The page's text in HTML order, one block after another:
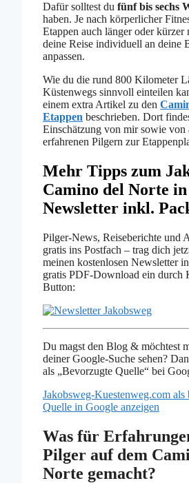
Dafür solltest du fünf bis sechs
haben. Je nach körperlicher
Etappen auch länger oder kürzer
deine Reise individuell an deine
anpassen.
Wie du die rund 800 Kilometer
Küstenwegs sinnvoll einteilen
einem extra Artikel zu den
Etappen beschrieben. Dort
Einschätzung von mir sowie von
erfahrenen Pilgern zur
Mehr Tipps zum
Camino del Norte
Newsletter inkl.
Pilger-News, Reiseberichte und
gratis ins Postfach – trag dich
meinen kostenlosen Newsletter
gratis PDF-Download ein durch
Button:
Du magst den Blog & möchtest
deiner Google-Suche sehen?
als „Bevorzugte Quelle“ bei
Jakobsweg-Kuestenweg.com als
Quelle in Google anzeigen
Was für
Pilger auf dem
Norte gemacht?